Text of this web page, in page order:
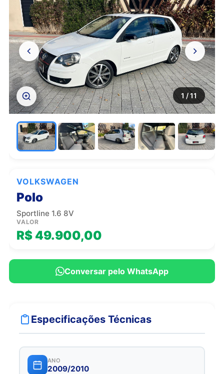
1/ 11
VOLKSWAGEN
Polo
Sportline 1.6 8V
VALOR
R$ 49.900,00
Conversar pelo WhatsApp
Especificações Técnicas
ANO
2009/2010